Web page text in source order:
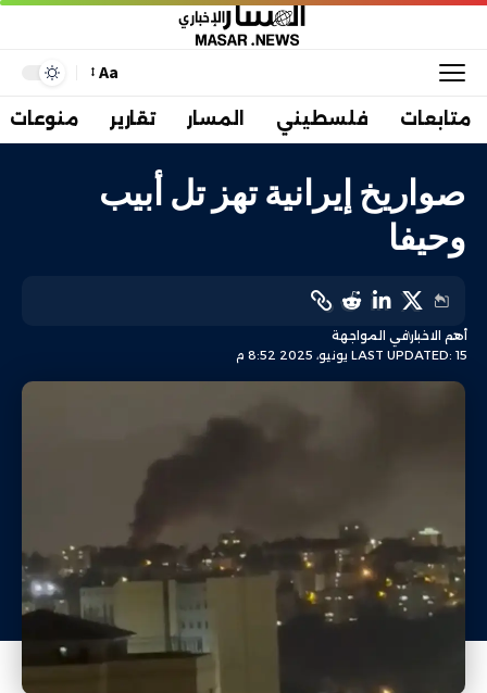
Aa
متابعات فلسطيني المسار تقارير منوعات
صواريخ إيرانية تهز تل أبيب
وحيفا
LAST UPDATED: 15 يونيو، 2025 8:52 م
أهم الاخبارفي المواجهة